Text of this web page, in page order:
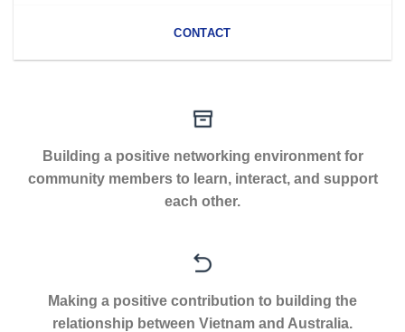
CONTACT
Building a positive networking environment for
community members to learn, interact, and support
each other.
Making a positive contribution to building the
relationship between Vietnam and Australia.